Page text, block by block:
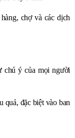
chợ và các dịch
chú ý của mọi người
quả, đặc biệt vào ban